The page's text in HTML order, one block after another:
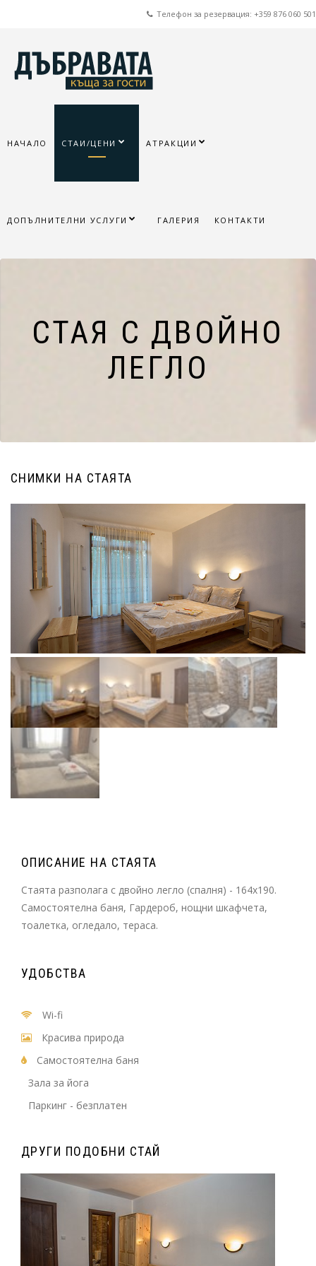
Телефон за резервация: +359 876 060 501
НАЧАЛО СТАИ/ЦЕНИ АТРАКЦИИ
ДОПЪЛНИТЕЛНИ УСЛУГИ ГАЛЕРИЯ КОНТАКТИ
СТАЯ С ДВОЙНО
ЛЕГЛО
СНИМКИ НА СТАЯТА
ОПИСАНИЕ НА СТАЯТА
Стаята разполага с двойно легло (спалня) - 164x190.
Самостоятелна баня, Гардероб, нощни шкафчета,
тоалетка, огледало, тераса.
УДОБСТВА
Wi-fi
Красива природа
Самостоятелна баня
Зала за йога
Паркинг - безплатен
ДРУГИ ПОДОБНИ СТАЙ